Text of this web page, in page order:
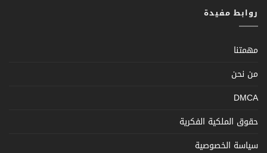
روابط مفيدة
مهمتنا
من نحن
DMCA
حقوق الملكية الفكرية
سياسة الخصوصية